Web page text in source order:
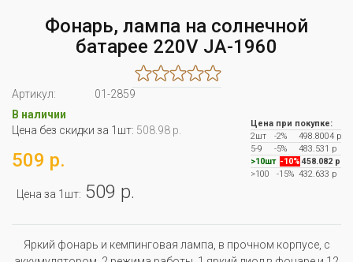
Фонарь, лампа на солнечной
батарее 220V JA-1960
Артикул:
01-2859
В наличии
Цена без скидки за 1шт: 508.98 р.
509 р.
Цена за 1шт: 509 р.
Цена при покупке:
2шт
-2%
498.8004 р
5-9
-5%
483.531 р
>10шт -10% 458.082 р
>100
-15% 432.633 р
Яркий фонарь и кемпинговая лампа, в прочном корпусе, с